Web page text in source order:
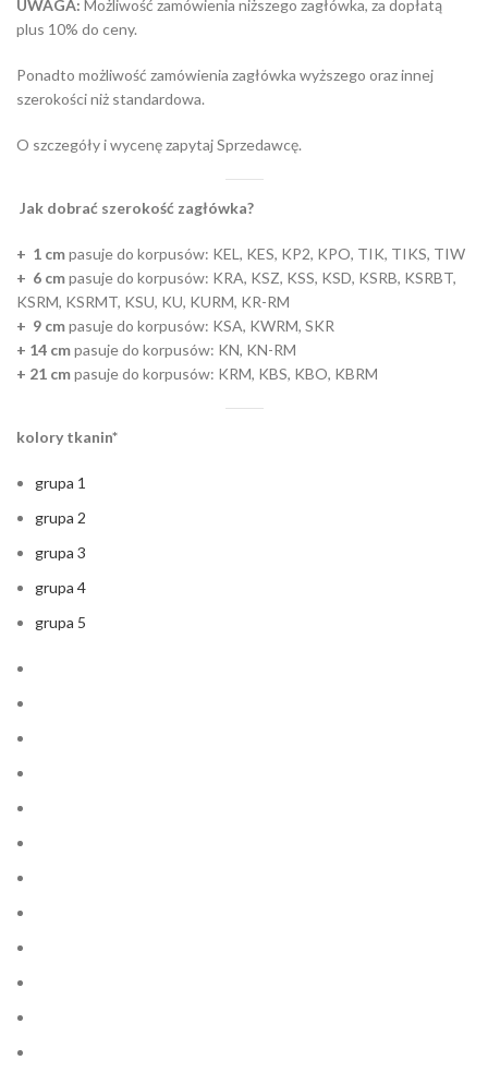
UWAGA: Możliwość zamówienia niższego zagłówka, za dopłatą
plus 10% do ceny.
Ponadto możliwość zamówienia zagłówka wyższego oraz innej
szerokości niż standardowa.
O szczegóły i wycenę zapytaj Sprzedawcę.
Jak dobrać szerokość zagłówka?
+ 1 cmpasuje do korpusów: KEL, KES, KP2, KPO, TIK, TIKS, TIW
+ 6 cmpasuje do korpusów: KRA, KSZ, KSS, KSD, KSRB, KSRBT,
KSRM, KSRMT, KSU, KU, KURM, KR-RM
+ 9 cmpasuje do korpusów: KSA, KWRM, SKR
+ 14 cmpasuje do korpusów: KN, KN-RM
+ 21 cmpasuje do korpusów: KRM, KBS, KBO, KBRM
kolory tkanin*
grupa 1
grupa 2
grupa 3
grupa 4
grupa 5